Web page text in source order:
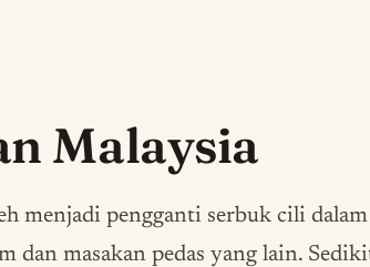
Malaysia
menjadi pengganti serbuk cili dalam
dan masakan pedas yang lain.